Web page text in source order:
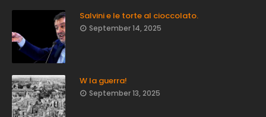
Salvini e le torte al cioccolato.
September 14, 2025
W la guerra!
September 13, 2025